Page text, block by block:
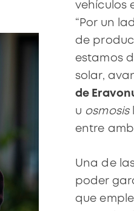
vehículos
“Por un
de
estamos
solar,
de
u osmosis
entre
Una de
poder
que